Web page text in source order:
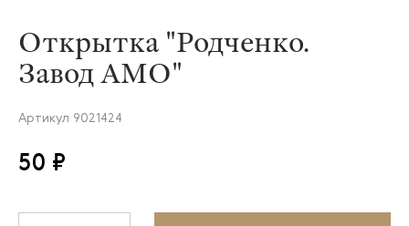
Открытка "Родченко.
Завод АМО"
Артикул 9021424
50 ₽